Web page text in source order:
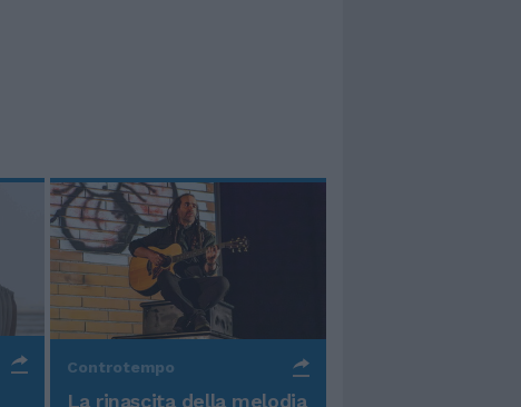
Controtempo
La rinascita della melodia